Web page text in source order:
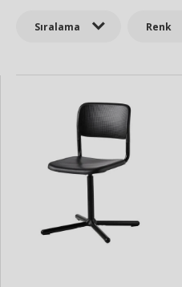
Sıralama Renk